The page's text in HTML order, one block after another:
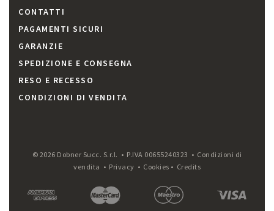
CONTATTI
PAGAMENTI SICURI
GARANZIE
SPEDIZIONE E CONSEGNA
RESO E RECESSO
CONDIZIONI DI VENDITA
© 2026 Dobner Succ. S.r.l. • P.IVA 00655240323 • Condizioni di
vendita • Privacy • Cookies • Credits